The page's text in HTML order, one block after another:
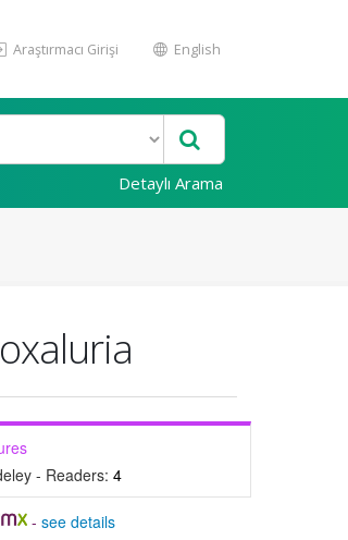
Araştırmacı Girişi English
Detaylı Arama
- Readers: 4
-see details